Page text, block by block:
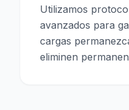
Utilizamos
avanzados para
cargas
eliminen